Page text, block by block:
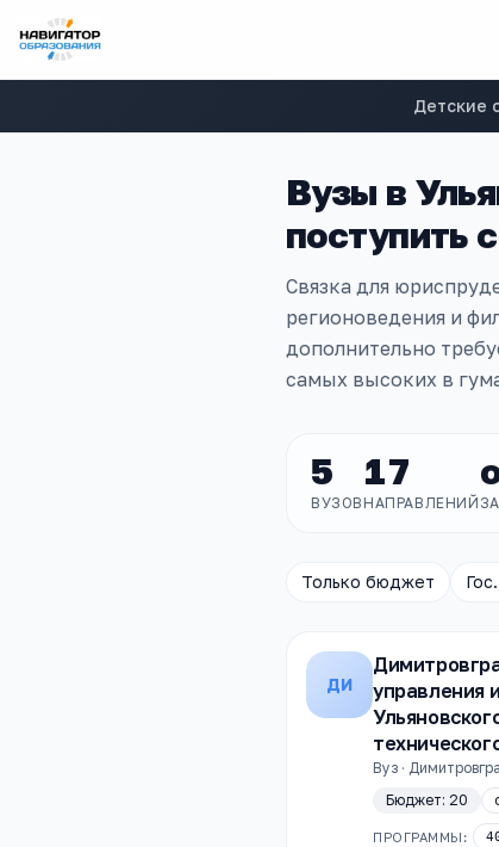
Детские
Вузы в
поступить с
Связка для
регионоведения и
дополнительно
самых высоких в
5
ВУЗОВ
17
НАПРАВЛЕНИЙ
Только бюджет
ДИ
управления
Вуз ·
Бюджет: 20
ПРОГРАММЫ: